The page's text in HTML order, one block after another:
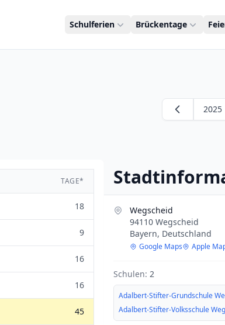
Schulferien Brückentage
2025
TAGE*
18
9
16
16
45
Wegscheid
94110 Wegscheid
Bayern, Deutschland
Google Maps Apple
Schulen: 2
Adalbert-Stifter-Grundschule
Adalbert-Stifter-Volksschule